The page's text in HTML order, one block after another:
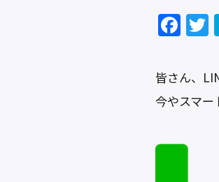
F
c
e
b
o
皆さん、
今やスマー